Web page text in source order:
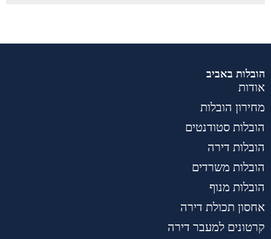
הובלות באביב
אודות
מחירון הובלות
הובלות סטודנטים
הובלות דירה
הובלות משרדים
הובלות מנוף
אחסון תכולת דירה
קרטונים למעבר דירה